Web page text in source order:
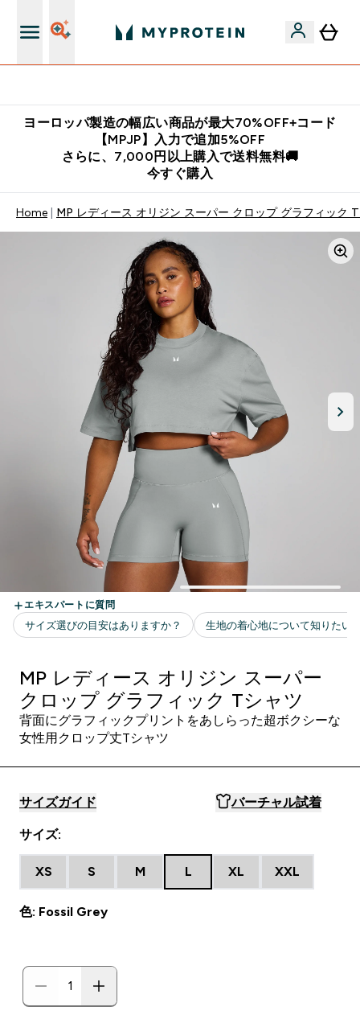
ヨーロッパ製造の幅広い商品が最大70%OFF+コード
【MPJP】入力で追加5%OFF
さらに、7,000円以上購入で送料無料🚚
今すぐ購入
Home MP レディース オリジン スーパー クロップ グラフィック
MP レディース オリジン スーパー
クロップ グラフィック Tシャツ
背面にグラフィックプリントをあしらった超ボクシーな
女性用クロップ丈Tシャツ
サイズガイド バーチャル試着
サイズ:
XS S M L XL XXL
色: Fossil Grey